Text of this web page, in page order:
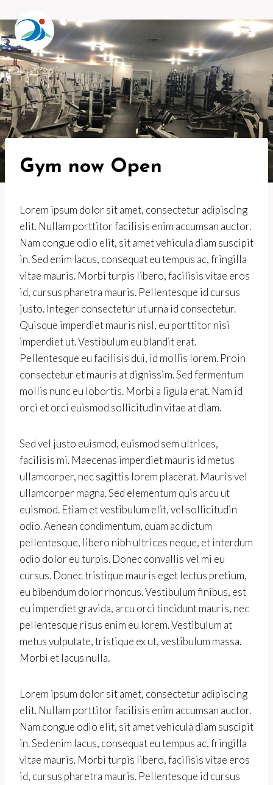
to
content
Gym now Open
Lorem ipsum dolor sit amet, consectetur adipiscing
elit. Nullam porttitor facilisis enim accumsan auctor.
Nam congue odio elit, sit amet vehicula diam suscipit
in. Sed enim lacus, consequat eu tempus ac, fringilla
vitae mauris. Morbi turpis libero, facilisis vitae eros
id, cursus pharetra mauris. Pellentesque id cursus
justo. Integer consectetur ut urna id consectetur.
Quisque imperdiet mauris nisl, eu porttitor nisi
imperdiet ut. Vestibulum eu blandit erat.
Pellentesque eu facilisis dui, id mollis lorem. Proin
consectetur et mauris at dignissim. Sed fermentum
mollis nunc eu lobortis. Morbi a ligula erat. Nam id
orci et orci euismod sollicitudin vitae at diam.
Sed vel justo euismod, euismod sem ultrices,
facilisis mi. Maecenas imperdiet mauris id metus
ullamcorper, nec sagittis lorem placerat. Mauris vel
ullamcorper magna. Sed elementum quis arcu ut
euismod. Etiam et vestibulum elit, vel sollicitudin
odio. Aenean condimentum, quam ac dictum
pellentesque, libero nibh ultrices neque, et interdum
odio dolor eu turpis. Donec convallis vel mi eu
cursus. Donec tristique mauris eget lectus pretium,
eu bibendum dolor rhoncus. Vestibulum finibus, est
eu imperdiet gravida, arcu orci tincidunt mauris, nec
pellentesque risus enim eu lorem. Vestibulum at
metus vulputate, tristique ex ut, vestibulum massa.
Morbi et lacus nulla.
Lorem ipsum dolor sit amet, consectetur adipiscing
elit. Nullam porttitor facilisis enim accumsan auctor.
Nam congue odio elit, sit amet vehicula diam suscipit
in. Sed enim lacus, consequat eu tempus ac, fringilla
vitae mauris. Morbi turpis libero, facilisis vitae eros
id, cursus pharetra mauris. Pellentesque id cursus